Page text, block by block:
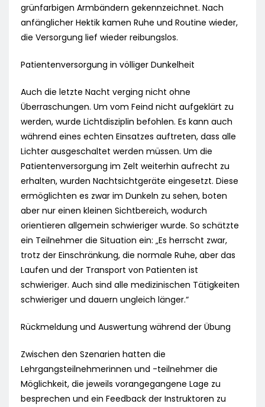
grünfarbigen Armbändern gekennzeichnet. Nach
anfänglicher Hektik kamen Ruhe und Routine wieder,
die Versorgung lief wieder reibungslos.
Patientenversorgung in völliger Dunkelheit
Auch die letzte Nacht verging nicht ohne
Überraschungen. Um vom Feind nicht aufgeklärt zu
werden, wurde Lichtdisziplin befohlen. Es kann auch
während eines echten Einsatzes auftreten, dass alle
Lichter ausgeschaltet werden müssen. Um die
Patientenversorgung im Zelt weiterhin aufrecht zu
erhalten, wurden Nachtsichtgeräte eingesetzt. Diese
ermöglichten es zwar im Dunkeln zu sehen, boten
aber nur einen kleinen Sichtbereich, wodurch
orientieren allgemein schwieriger wurde. So schätzte
ein Teilnehmer die Situation ein: „Es herrscht zwar,
trotz der Einschränkung, die normale Ruhe, aber das
Laufen und der Transport von Patienten ist
schwieriger. Auch sind alle medizinischen Tätigkeiten
schwieriger und dauern ungleich länger.“
Rückmeldung und Auswertung während der Übung
Zwischen den Szenarien hatten die
Lehrgangsteilnehmerinnen und -teilnehmer die
Möglichkeit, die jeweils vorangegangene Lage zu
besprechen und ein Feedback der Instruktoren zu